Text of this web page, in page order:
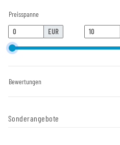
Preisspanne
EUR
Bewertungen
Sonderangebote